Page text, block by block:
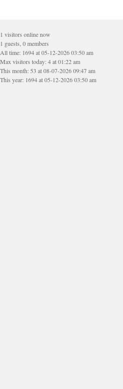
1 visitors online now
1 guests, 0 members
All time: 1694 at 05-12-2026 03:50 am
Max visitors today: 4 at 01:22 am
This month: 53 at 08-07-2026 09:47 am
This year: 1694 at 05-12-2026 03:50 am